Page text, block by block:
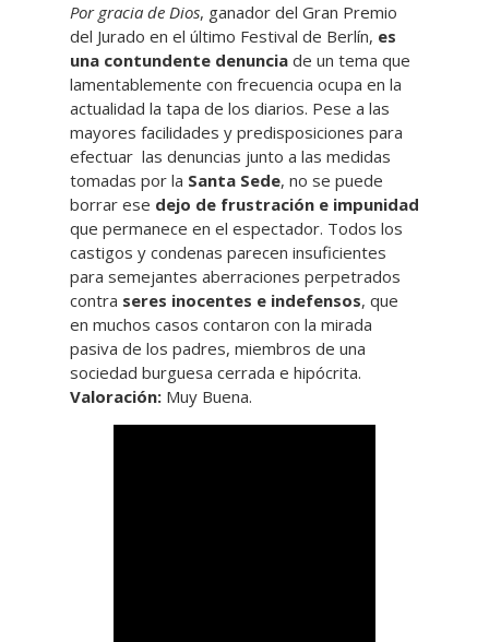
Por gracia de Dios, ganador del Gran Premio
del Jurado en el último Festival de Berlín, es
una contundente denuncia de un tema que
lamentablemente con frecuencia ocupa en la
actualidad la tapa de los diarios. Pese a las
mayores facilidades y predisposiciones para
efectuar las denuncias junto a las medidas
tomadas por la Santa Sede, no se puede
borrar ese dejo de frustración e impunidad
que permanece en el espectador. Todos los
castigos y condenas parecen insuficientes
para semejantes aberraciones perpetrados
contra seres inocentes e indefensos, que
en muchos casos contaron con la mirada
pasiva de los padres, miembros de una
sociedad burguesa cerrada e hipócrita.
Valoración: Muy Buena.